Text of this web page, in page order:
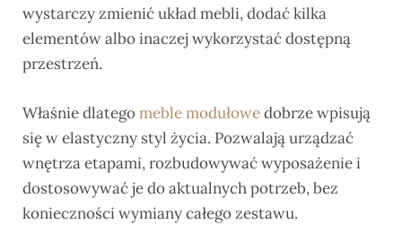
wystarczy zmienić układ mebli, dodać kilka
elementów albo inaczej wykorzystać dostępną
przestrzeń.
Właśnie dlategomeble modułowedobrze wpisują
się w elastyczny styl życia. Pozwalają urządzać
wnętrza etapami, rozbudowywać wyposażenie i
dostosowywać je do aktualnych potrzeb, bez
konieczności wymiany całego zestawu.